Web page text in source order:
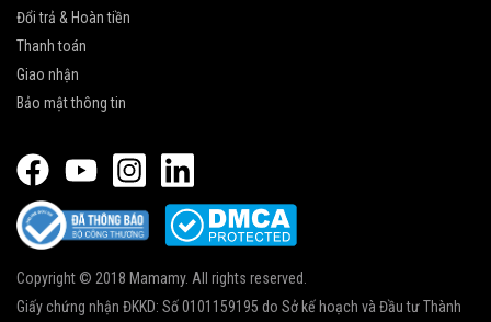
Đổi trả & Hoàn tiền
Thanh toán
Giao nhận
Bảo mật thông tin
Copyright © 2018 Mamamy. All rights reserved.
Giấy chứng nhận ĐKKD: Số 0101159195 do Sở kế hoạch và Đầu tư Thành